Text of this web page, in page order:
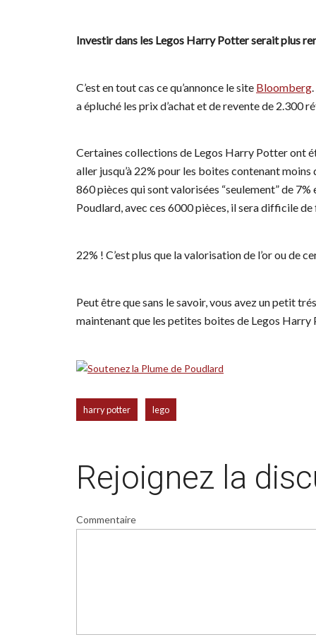
Investir dans les Legos Harry Potter serait plus
C’est en tout cas ce qu’annonce le site Bloomberg
a épluché les prix d’achat et de revente de 2.300
Certaines collections de Legos Harry Potter ont
aller jusqu’à 22% pour les boites contenant
860 pièces qui sont valorisées “seulement” de
Poudlard, avec ces 6000 pièces, il sera difficile de
22% ! C’est plus que la valorisation de l’or ou de
Peut être que sans le savoir, vous avez un petit
maintenant que les petites boites de Legos
harry potter lego
Rejoignez la
Commentaire